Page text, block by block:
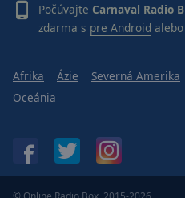
Počúvajte Carnaval Radio
zdarma s pre Android alebo
Afrika Ázie Severná Amerika
Oceánia